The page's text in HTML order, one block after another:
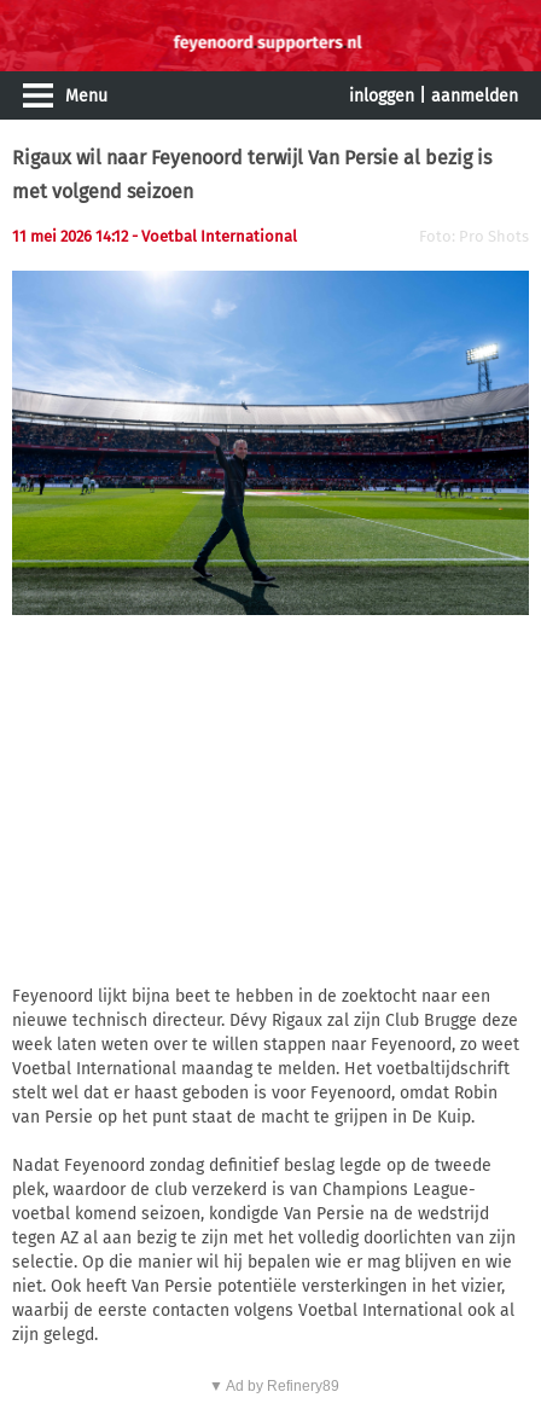
Menu inloggen aanmelden
Rigaux wil naar Feyenoord terwijl Van Persie al bezig is
met volgend seizoen
11 mei 2026 14:12 - Voetbal International Foto: Pro Shots
Feyenoord lijkt bijna beet te hebben in de zoektocht naar een
nieuwe technisch directeur. Dévy Rigaux zal zijn Club Brugge deze
week laten weten over te willen stappen naar Feyenoord, zo weet
Voetbal International maandag te melden. Het voetbaltijdschrift
stelt wel dat er haast geboden is voor Feyenoord, omdat Robin
van Persie op het punt staat de macht te grijpen in De Kuip.
Nadat Feyenoord zondag definitief beslag legde op de tweede
plek, waardoor de club verzekerd is van Champions League-
voetbal komend seizoen, kondigde Van Persie na de wedstrijd
tegen AZ al aan bezig te zijn met het volledig doorlichten van zijn
selectie. Op die manier wil hij bepalen wie er mag blijven en wie
niet. Ook heeft Van Persie potentiële versterkingen in het vizier,
waarbij de eerste contacten volgens Voetbal International ook al
zijn gelegd.
▼ Ad by Refinery89